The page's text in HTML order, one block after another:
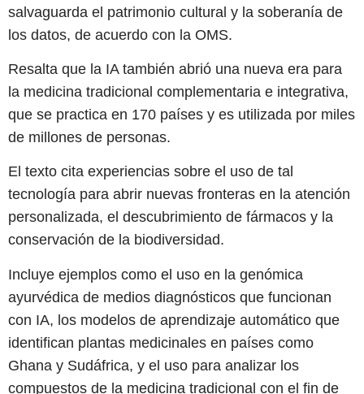
salvaguarda el patrimonio cultural y la soberanía de
los datos, de acuerdo con la OMS.
Resalta que la IA también abrió una nueva era para
la medicina tradicional complementaria e integrativa,
que se practica en 170 países y es utilizada por miles
de millones de personas.
El texto cita experiencias sobre el uso de tal
tecnología para abrir nuevas fronteras en la atención
personalizada, el descubrimiento de fármacos y la
conservación de la biodiversidad.
Incluye ejemplos como el uso en la genómica
ayurvédica de medios diagnósticos que funcionan
con IA, los modelos de aprendizaje automático que
identifican plantas medicinales en países como
Ghana y Sudáfrica, y el uso para analizar los
compuestos de la medicina tradicional con el fin de